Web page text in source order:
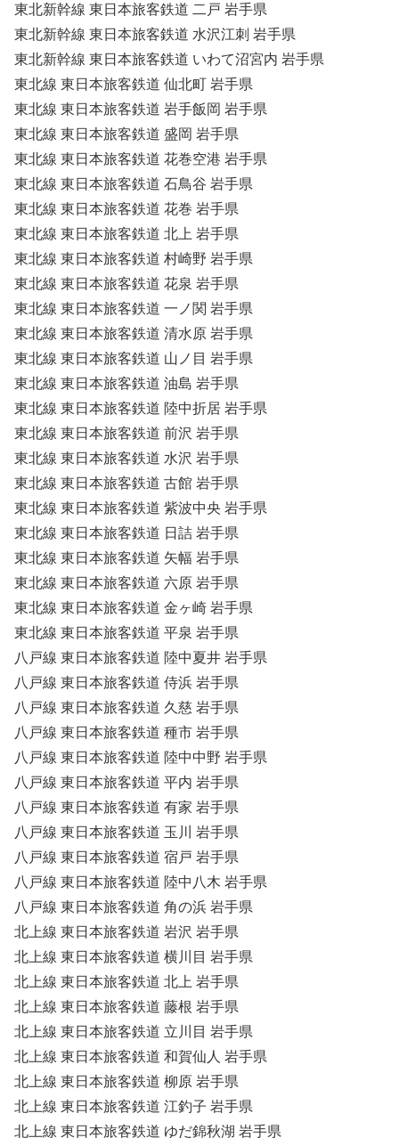
東北新幹線 東日本旅客鉄道 二戸 岩手県
東北新幹線 東日本旅客鉄道 水沢江刺 岩手県
東北新幹線 東日本旅客鉄道 いわて沼宮内 岩手県
東北線 東日本旅客鉄道 仙北町 岩手県
東北線 東日本旅客鉄道 岩手飯岡 岩手県
東北線 東日本旅客鉄道 盛岡 岩手県
東北線 東日本旅客鉄道 花巻空港 岩手県
東北線 東日本旅客鉄道 石鳥谷 岩手県
東北線 東日本旅客鉄道 花巻 岩手県
東北線 東日本旅客鉄道 北上 岩手県
東北線 東日本旅客鉄道 村崎野 岩手県
東北線 東日本旅客鉄道 花泉 岩手県
東北線 東日本旅客鉄道 一ノ関 岩手県
東北線 東日本旅客鉄道 清水原 岩手県
東北線 東日本旅客鉄道 山ノ目 岩手県
東北線 東日本旅客鉄道 油島 岩手県
東北線 東日本旅客鉄道 陸中折居 岩手県
東北線 東日本旅客鉄道 前沢 岩手県
東北線 東日本旅客鉄道 水沢 岩手県
東北線 東日本旅客鉄道 古館 岩手県
東北線 東日本旅客鉄道 紫波中央 岩手県
東北線 東日本旅客鉄道 日詰 岩手県
東北線 東日本旅客鉄道 矢幅 岩手県
東北線 東日本旅客鉄道 六原 岩手県
東北線 東日本旅客鉄道 金ヶ崎 岩手県
東北線 東日本旅客鉄道 平泉 岩手県
八戸線 東日本旅客鉄道 陸中夏井 岩手県
八戸線 東日本旅客鉄道 侍浜 岩手県
八戸線 東日本旅客鉄道 久慈 岩手県
八戸線 東日本旅客鉄道 種市 岩手県
八戸線 東日本旅客鉄道 陸中中野 岩手県
八戸線 東日本旅客鉄道 平内 岩手県
八戸線 東日本旅客鉄道 有家 岩手県
八戸線 東日本旅客鉄道 玉川 岩手県
八戸線 東日本旅客鉄道 宿戸 岩手県
八戸線 東日本旅客鉄道 陸中八木 岩手県
八戸線 東日本旅客鉄道 角の浜 岩手県
北上線 東日本旅客鉄道 岩沢 岩手県
北上線 東日本旅客鉄道 横川目 岩手県
北上線 東日本旅客鉄道 北上 岩手県
北上線 東日本旅客鉄道 藤根 岩手県
北上線 東日本旅客鉄道 立川目 岩手県
北上線 東日本旅客鉄道 和賀仙人 岩手県
北上線 東日本旅客鉄道 柳原 岩手県
北上線 東日本旅客鉄道 江釣子 岩手県
北上線 東日本旅客鉄道 ゆだ錦秋湖 岩手県